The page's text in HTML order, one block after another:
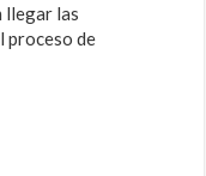
llegar las
proceso de